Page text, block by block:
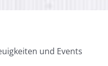
wieder!
Google
und Events